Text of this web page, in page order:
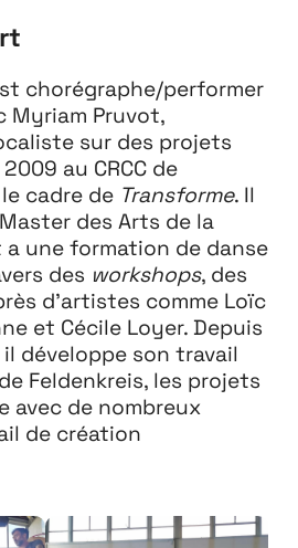
chorégraphe/performer
Myriam Pruvot,
sur des projets
au CRCC de
cadre de Transforme. Il
des Arts de la
une formation de danse
des workshops, des
d’artistes comme Loïc
et Cécile Loyer. Depuis
développe son travail
Feldenkreis, les projets
avec de nombreux
de création